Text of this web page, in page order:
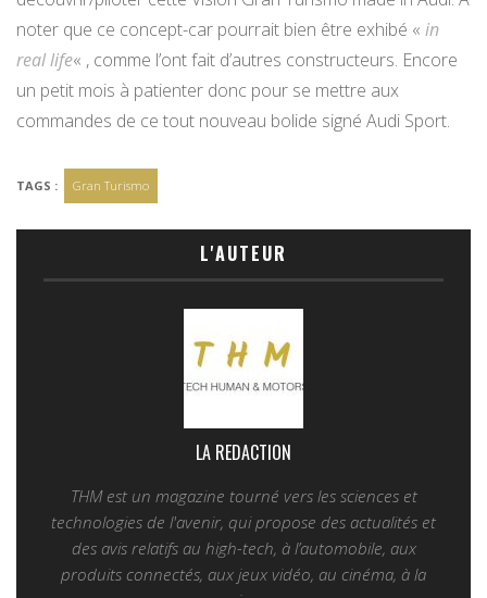
noter que ce concept-car pourrait bien être exhibé « in
real life« , comme l’ont fait d’autres constructeurs. Encore
un petit mois à patienter donc pour se mettre aux
commandes de ce tout nouveau bolide signé Audi Sport.
TAGS : Gran Turismo
L'AUTEUR
LA REDACTION
THM est un magazine tourné vers les sciences et
technologies de l'avenir, qui propose des actualités et
des avis relatifs au high-tech, à l’automobile, aux
produits connectés, aux jeux vidéo, au cinéma, à la